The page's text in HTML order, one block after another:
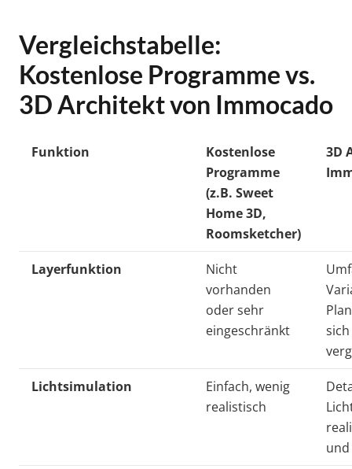
Vergleichstabelle:
Kostenlose Programme vs.
3D Architekt von Immocado
Funktion
Kostenlose
Programme
(z.B. Sweet
Home 3D,
Roomsketcher)
3D
Layerfunktion
Nicht
vorhanden
oder sehr
eingeschränkt
Lichtsimulation
Einfach, wenig
realistisch